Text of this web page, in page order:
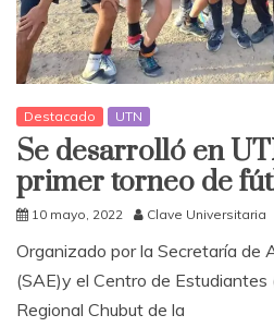
Destacado UTN
Se desarrolló en
primer torneo de
10 mayo, 2022 Clave Universitaria
Organizado por la Secretaría de
(SAE)y el Centro de Estudiantes
Regional Chubut de la